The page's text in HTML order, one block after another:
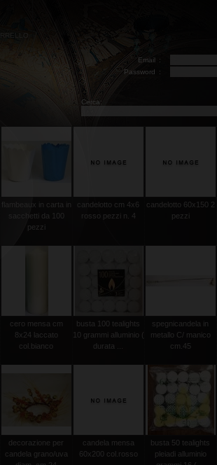
Email :
Password
:
Cerca:
flambeaux in carta in
sacchetti da 100
pezzi
candelotto cm 4x6
rosso pezzi n. 4
candelotto 60x150 2
pezzi
cero mensa cm
8x24 laccato
col.bianco
busta 100 tealights
10 grammi alluminio (
durata ...
spegnicandela in
metallo C/ manico
cm.45
decorazione per
candela grano/uva
candela mensa
60x200 col.rosso
busta 50 tealights
pleiadi alluminio